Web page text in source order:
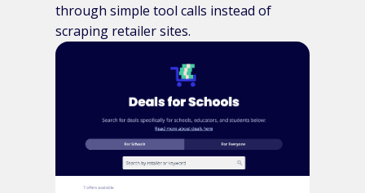
through simple tool calls instead of
scraping retailer sites.